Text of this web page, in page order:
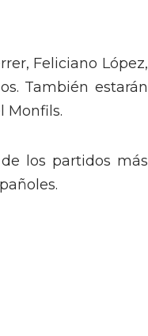
Feliciano López,
También estarán
Monfils.
los partidos más